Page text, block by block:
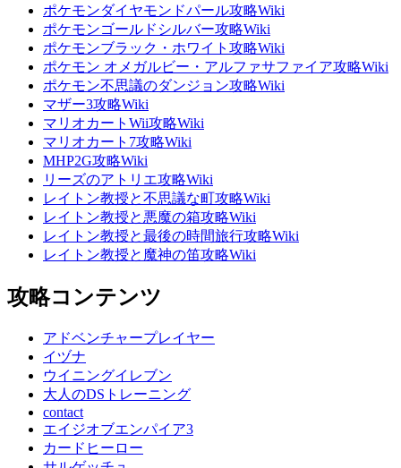
ポケモンダイヤモンドパール攻略Wiki
ポケモンゴールドシルバー攻略Wiki
ポケモンブラック・ホワイト攻略Wiki
ポケモン オメガルビー・アルファサファイア攻略Wiki
ポケモン不思議のダンジョン攻略Wiki
マザー3攻略Wiki
マリオカートWii攻略Wiki
マリオカート7攻略Wiki
MHP2G攻略Wiki
リーズのアトリエ攻略Wiki
レイトン教授と不思議な町攻略Wiki
レイトン教授と悪魔の箱攻略Wiki
レイトン教授と最後の時間旅行攻略Wiki
レイトン教授と魔神の笛攻略Wiki
攻略コンテンツ
アドベンチャープレイヤー
イヅナ
ウイニングイレブン
大人のDSトレーニング
contact
エイジオブエンパイア3
カードヒーロー